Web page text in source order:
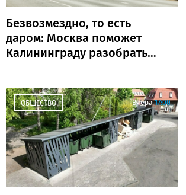
Безвозмездно, то есть
даром: Москва поможет
Калининграду разобраться
ОБЩЕСТВО Вчера 17:00